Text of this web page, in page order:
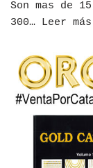
Son mas de
300… Leer